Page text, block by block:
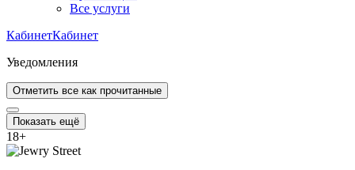
Все услуги
КабинетКабинет
Уведомления
Отметить все как прочитанные
Показать ещё
18+